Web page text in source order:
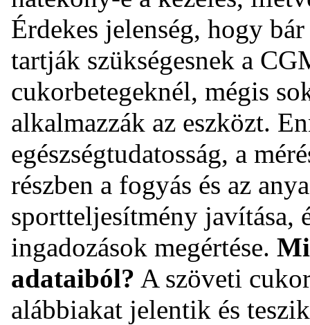
Érdekes jelenség, hogy
tartják szükségesnek a
cukorbetegeknél, mégis
alkalmazzák az eszközt.
egészségtudatosság, a
részben a fogyás és az
sportteljesítmény javítása,
ingadozások megértése.
adataiból? A szöveti
alábbiakat jelentik és